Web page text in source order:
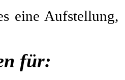
Aufstellung,
für: